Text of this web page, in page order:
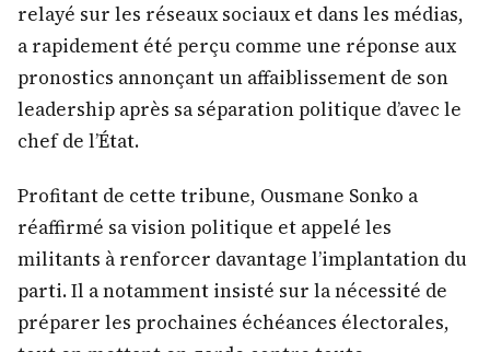
relayé sur les réseaux sociaux et dans les médias,
a rapidement été perçu comme une réponse aux
pronostics annonçant un affaiblissement de son
leadership après sa séparation politique d’avec le
chef de l’État.
Profitant de cette tribune, Ousmane Sonko a
réaffirmé sa vision politique et appelé les
militants à renforcer davantage l’implantation du
parti. Il a notamment insisté sur la nécessité de
préparer les prochaines échéances électorales,